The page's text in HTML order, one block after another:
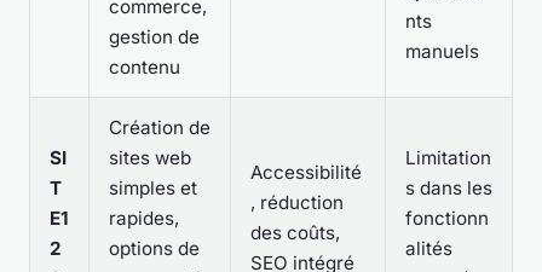
commerce,
gestion de
contenu
nts
manuels
SI
T
E1
2
Création de
sites web
simples et
rapides,
options de
Accessibilité
, réduction
des coûts,
SEO intégré
Limitation
s dans les
fonctionn
alités